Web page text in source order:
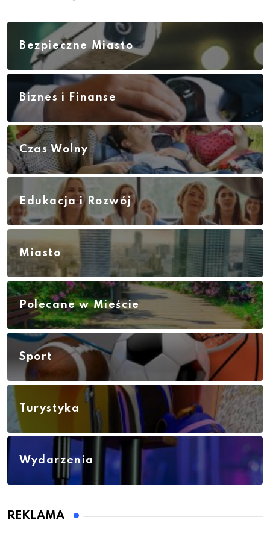
Bezpieczne Miasto
Biznes i Finanse
Czas Wolny
Edukacja i Rozwój
Miasto
Polecane w Mieście
Sport
Turystyka
Wydarzenia
REKLAMA